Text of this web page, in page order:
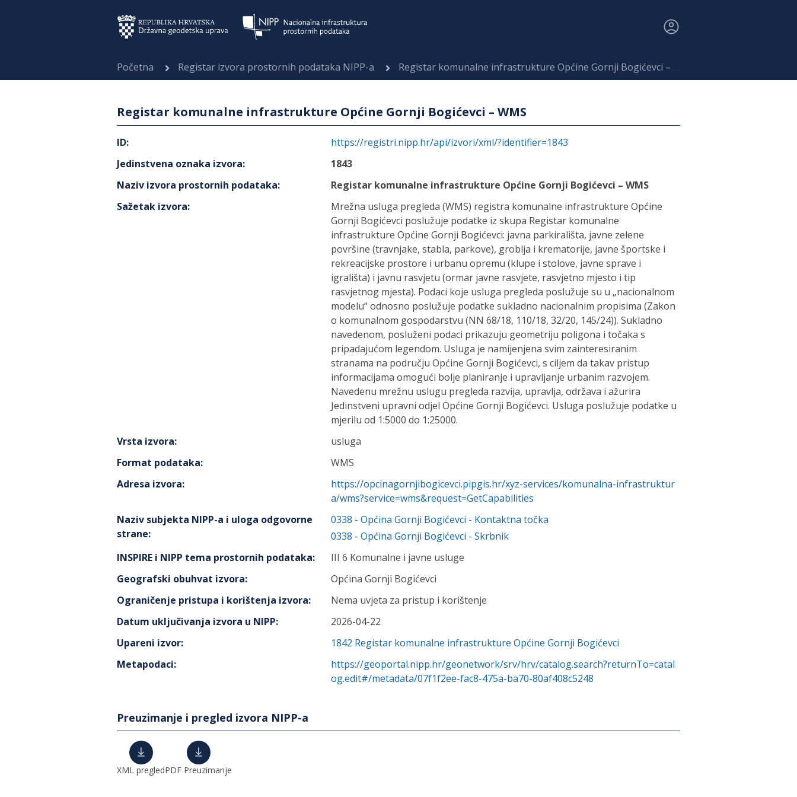
Početna Registar izvora prostornih podataka NIPP-a Registar komunalne infrastrukture Općine Gornji Bogićevci – WMS
Registar komunalne infrastrukture Općine Gornji Bogićevci – WMS
ID:
https://registri.nipp.hr/api/izvori/xml/?identifier=1843
Jedinstvena oznaka izvora:
1843
Naziv izvora prostornih podataka:
Registar komunalne infrastrukture Općine Gornji Bogićevci – WMS
Sažetak izvora:
Mrežna usluga pregleda (WMS) registra komunalne infrastrukture Općine
Gornji Bogićevci poslužuje podatke iz skupa Registar komunalne
infrastrukture Općine Gornji Bogićevci: javna parkirališta, javne zelene
površine (travnjake, stabla, parkove), groblja i krematorije, javne športske i
rekreacijske prostore i urbanu opremu (klupe i stolove, javne sprave i
igrališta) i javnu rasvjetu (ormar javne rasvjete, rasvjetno mjesto i tip
rasvjetnog mjesta). Podaci koje usluga pregleda poslužuje su u „nacionalnom
modelu“ odnosno poslužuje podatke sukladno nacionalnim propisima (Zakon
o komunalnom gospodarstvu (NN 68/18, 110/18, 32/20, 145/24)). Sukladno
navedenom, posluženi podaci prikazuju geometriju poligona i točaka s
pripadajućom legendom. Usluga je namijenjena svim zainteresiranim
stranama na području Općine Gornji Bogićevci, s ciljem da takav pristup
informacijama omogući bolje planiranje i upravljanje urbanim razvojem.
Navedenu mrežnu uslugu pregleda razvija, upravlja, održava i ažurira
Jedinstveni upravni odjel Općine Gornji Bogićevci. Usluga poslužuje podatke u
mjerilu od 1:5000 do 1:25000.
Vrsta izvora:
usluga
Format podataka:
WMS
Adresa izvora:
https://opcinagornjibogicevci.pipgis.hr/xyz-services/komunalna-infrastruktur
a/wms?service=wms&request=GetCapabilities
Naziv subjekta NIPP-a i uloga odgovorne
strane:
0338 - Općina Gornji Bogićevci - Kontaktna točka
0338 - Općina Gornji Bogićevci - Skrbnik
INSPIRE i NIPP tema prostornih podataka:
III 6 Komunalne i javne usluge
Geografski obuhvat izvora:
Općina Gornji Bogićevci
Ograničenje pristupa i korištenja izvora:
Nema uvjeta za pristup i korištenje
Datum uključivanja izvora u NIPP:
2026-04-22
Upareni izvor: 1842 Registar komunalne infrastrukture Općine Gornji Bogićevci
Metapodaci:
https://geoportal.nipp.hr/geonetwork/srv/hrv/catalog.search?returnTo=catal
og.edit#/metadata/07f1f2ee-fac8-475a-ba70-80af408c5248
Preuzimanje i pregled izvora NIPP-a
XML pregledPDF Preuzimanje